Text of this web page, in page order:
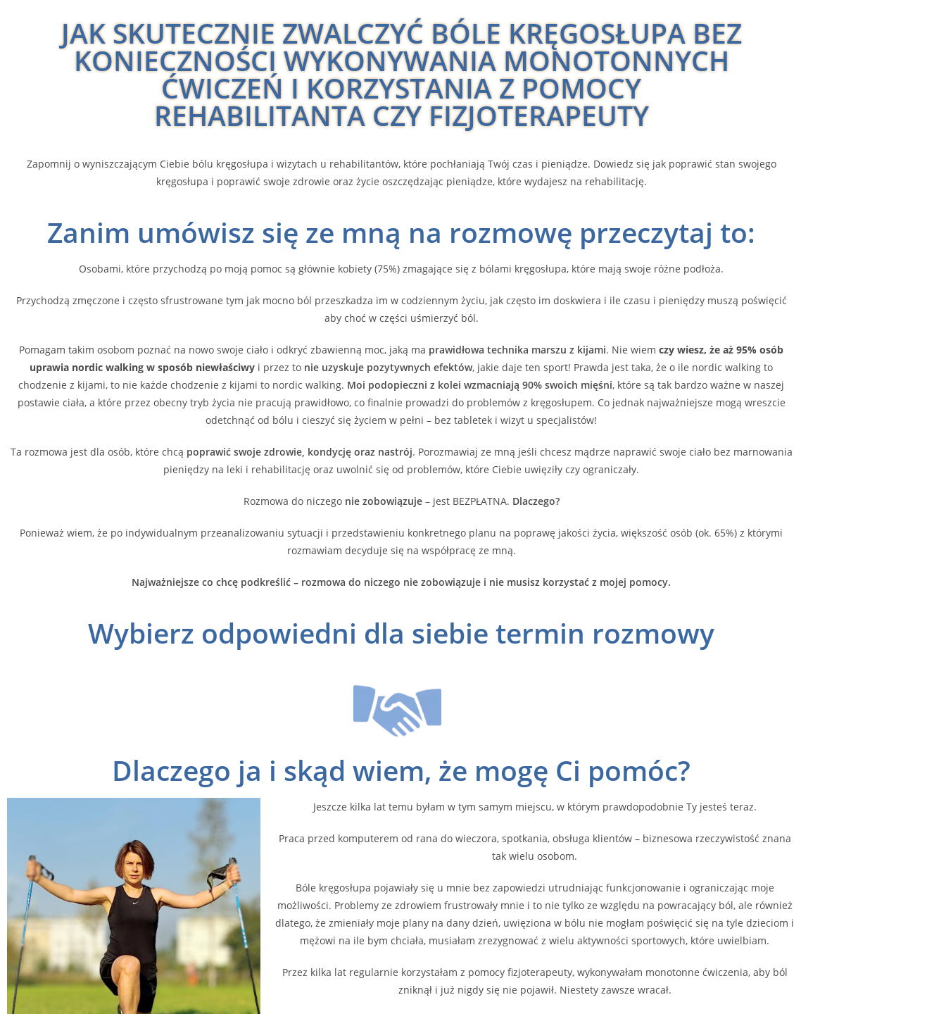
JAK SKUTECZNIE ZWALCZYĆ BÓLE KRĘGOSŁUPA BEZ
KONIECZNOŚCI WYKONYWANIA MONOTONNYCH
ĆWICZEŃ I KORZYSTANIA Z POMOCY
REHABILITANTA CZY FIZJOTERAPEUTY
Zapomnij o wyniszczającym Ciebie bólu kręgosłupa i wizytach u rehabilitantów, które pochłaniają Twój czas i pieniądze. Dowiedz się jak poprawić stan swojego
kręgosłupa i poprawić swoje zdrowie oraz życie oszczędzając pieniądze, które wydajesz na rehabilitację.
Zanim umówisz się ze mną na rozmowę przeczytaj to:
Osobami, które przychodzą po moją pomoc są głównie kobiety (75%) zmagające się z bólami kręgosłupa, które mają swoje różne podłoża.
Przychodzą zmęczone i często sfrustrowane tym jak mocno ból przeszkadza im w codziennym życiu, jak często im doskwiera i ile czasu i pieniędzy muszą poświęcić
aby choć w części uśmierzyć ból.
Pomagam takim osobom poznać na nowo swoje ciało i odkryć zbawienną moc, jaką ma prawidłowa technika marszu z kijami. Nie wiem czy wiesz, że aż 95% osób
uprawia nordic walking w sposób niewłaściwy i przez to nie uzyskuje pozytywnych efektów, jakie daje ten sport! Prawda jest taka, że o ile nordic walking to
chodzenie z kijami, to nie każde chodzenie z kijami to nordic walking. Moi podopieczni z kolei wzmacniają 90% swoich mięśni, które są tak bardzo ważne w naszej
postawie ciała, a które przez obecny tryb życia nie pracują prawidłowo, co finalnie prowadzi do problemów z kręgosłupem. Co jednak najważniejsze mogą wreszcie
odetchnąć od bólu i cieszyć się życiem w pełni – bez tabletek i wizyt u specjalistów!
Ta rozmowa jest dla osób, które chcą poprawić swoje zdrowie, kondycję oraz nastrój. Porozmawiaj ze mną jeśli chcesz mądrze naprawić swoje ciało bez marnowania
pieniędzy na leki i rehabilitację oraz uwolnić się od problemów, które Ciebie uwięziły czy ograniczały.
Rozmowa do niczego nie zobowiązuje – jest BEZPŁATNA. Dlaczego?
Ponieważ wiem, że po indywidualnym przeanalizowaniu sytuacji i przedstawieniu konkretnego planu na poprawę jakości życia, większość osób (ok. 65%) z którymi
rozmawiam decyduje się na współpracę ze mną.
Najważniejsze co chcę podkreślić – rozmowa do niczego nie zobowiązuje i nie musisz korzystać z mojej pomocy.
Wybierz odpowiedni dla siebie termin rozmowy
Dlaczego ja i skąd wiem, że mogę Ci pomóc?
Jeszcze kilka lat temu byłam w tym samym miejscu, w którym prawdopodobnie Ty jesteś teraz.
Praca przed komputerem od rana do wieczora, spotkania, obsługa klientów – biznesowa rzeczywistość znana
tak wielu osobom.
Bóle kręgosłupa pojawiały się u mnie bez zapowiedzi utrudniając funkcjonowanie i ograniczając moje
możliwości. Problemy ze zdrowiem frustrowały mnie i to nie tylko ze względu na powracający ból, ale również
dlatego, że zmieniały moje plany na dany dzień, uwięziona w bólu nie mogłam poświęcić się na tyle dzieciom i
mężowi na ile bym chciała, musiałam zrezygnować z wielu aktywności sportowych, które uwielbiam.
Przez kilka lat regularnie korzystałam z pomocy fizjoterapeuty, wykonywałam monotonne ćwiczenia, aby ból
zniknął i już nigdy się nie pojawił. Niestety zawsze wracał.